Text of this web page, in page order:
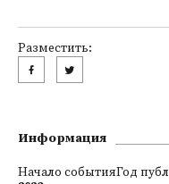
Разместить:
Информация
Начало событияГод